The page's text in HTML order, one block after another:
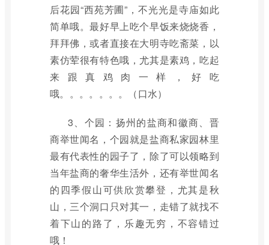
后花园“西苑芳圃”，不光光是寺庙如此
简单哦。最好早上吃个早饭来烧烧香，
拜拜佛，或者直接在大明寺吃斋菜，以
素仿荤很有特色哦，尤其是素鸡，吃起
来跟真鸡肉一样，好吃
哦。。。。。。。（口水）
3、个园：扬州的盐商和徽商、晋
商举世闻名，个园就是盐商私家园林里
最有代表性的园子了，除了可以领略到
当年盐商的奢华生活外，还有举世闻名
的四季假山可供欣赏攀登，尤其是秋
山，三个洞口只对其一，走错了就找不
着下山的路了，乐趣无穷，不容错过
哦！